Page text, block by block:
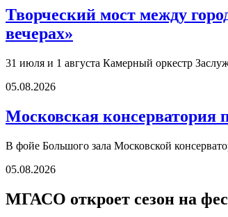
Творческий мост между
вечерах»
31 июля и 1 августа Камерный оркестр
05.08.2026
Московская консерватория
В фойе Большого зала Московской
05.08.2026
МГАСО откроет сезон на